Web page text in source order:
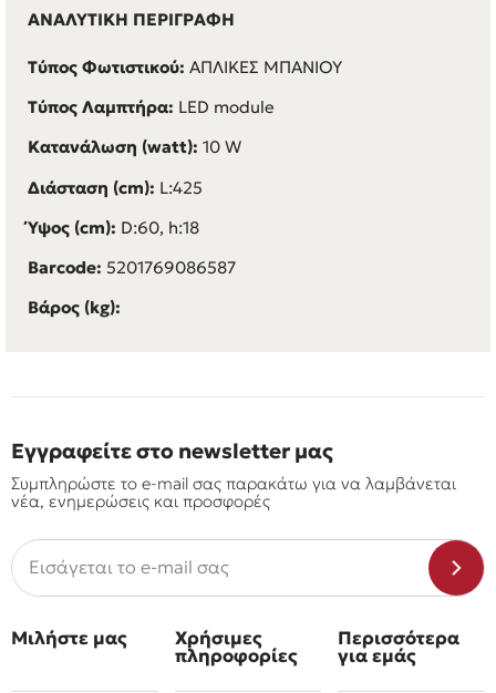
ΑΝΑΛΥΤΙΚΗ ΠΕΡΙΓΡΑΦΗ
Τύπος Φωτιστικού: ΑΠΛΙΚΕΣ ΜΠΑΝΙΟΥ
Τύπος Λαμπτήρα: LED module
Κατανάλωση (watt): 10 W
Διάσταση (cm): L:425
Ύψος (cm): D:60, h:18
Barcode: 5201769086587
Βάρος (kg):
Εγγραφείτε στο newsletter μας
Συμπληρώστε το e-mail σας παρακάτω για να λαμβάνεται
νέα, ενημερώσεις και προσφορές
Μιλήστε μας Χρήσιμες
πληροφορίες
Περισσότερα
για εμάς